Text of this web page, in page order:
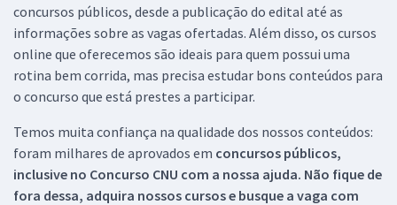
concursos públicos, desde a publicação do edital até as
informações sobre as vagas ofertadas. Além disso, os cursos
online que oferecemos são ideais para quem possui uma
rotina bem corrida, mas precisa estudar bons conteúdos para
o concurso que está prestes a participar.
Temos muita confiança na qualidade dos nossos conteúdos:
foram milhares de aprovados em concursos públicos,
inclusive no Concurso CNU com a nossa ajuda. Não fique de
fora dessa, adquira nossos cursos e busque a vaga com